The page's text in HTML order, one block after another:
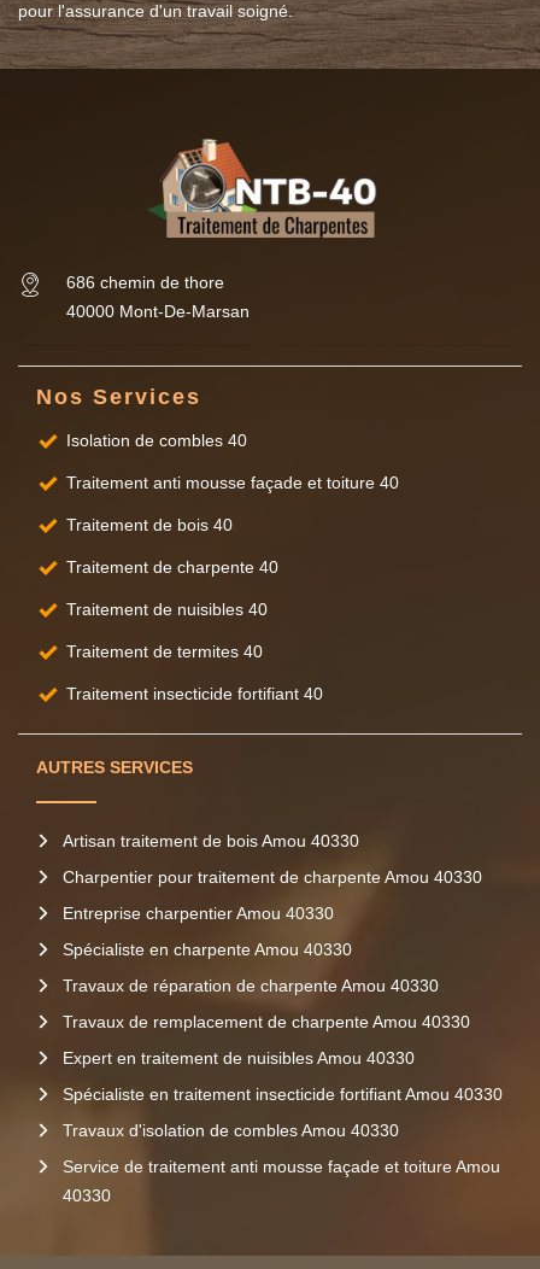
pour l'assurance d'un travail soigné.
686 chemin de thore
40000 Mont-De-Marsan
Nos Services
Isolation de combles 40
Traitement anti mousse façade et toiture 40
Traitement de bois 40
Traitement de charpente 40
Traitement de nuisibles 40
Traitement de termites 40
Traitement insecticide fortifiant 40
AUTRES SERVICES
Artisan traitement de bois Amou 40330
Charpentier pour traitement de charpente Amou 40330
Entreprise charpentier Amou 40330
Spécialiste en charpente Amou 40330
Travaux de réparation de charpente Amou 40330
Travaux de remplacement de charpente Amou 40330
Expert en traitement de nuisibles Amou 40330
Spécialiste en traitement insecticide fortifiant Amou 40330
Travaux d'isolation de combles Amou 40330
Service de traitement anti mousse façade et toiture Amou
40330